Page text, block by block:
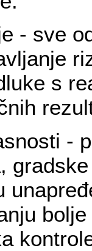
- sve
s
-